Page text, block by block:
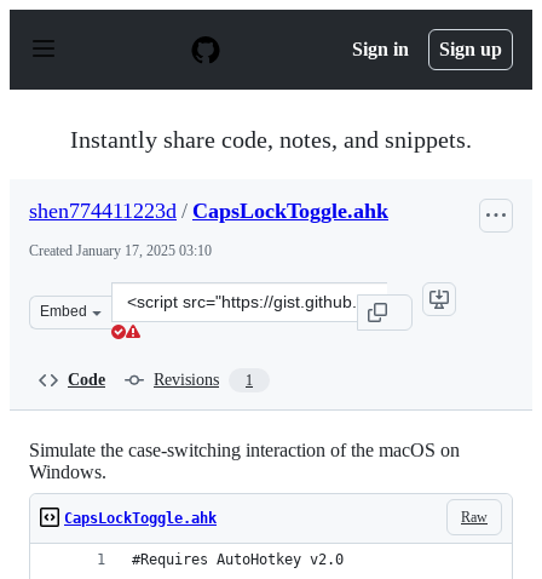
p
Sign in Sign up
Instantly share code, notes, and snippets.
shen774411223d / CapsLockToggle.ahk
Created January 17, 2025 03:10
Embed
Clone
this
Code Revisions 1
Simulate the case-switching interaction of the macOS on
Windows.
Raw
CapsLockToggle.ahk
#Requires AutoHotkey v2.0